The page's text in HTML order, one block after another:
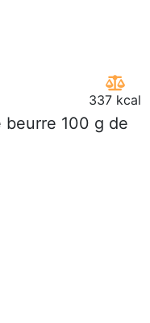
337 kcal
beurre 100 g de